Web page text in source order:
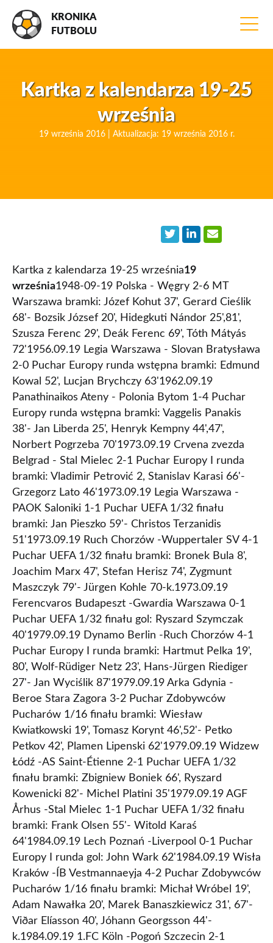
KRONIKA
FUTBOLU
Kartka z kalendarza 19-25
września
19 września 2016 | Aktualizacja: 19 września 2016 r.
Kartka z kalendarza 19-25 września19
września1948-09-19 Polska - Węgry 2-6 MT
Warszawa bramki: Józef Kohut 37', Gerard Cieślik
68'- Bozsik József 20', Hidegkuti Nándor 25',81',
Szusza Ferenc 29', Deák Ferenc 69', Tóth Mátyás
72'1956.09.19 Legia Warszawa - Slovan Bratysława
2-0 Puchar Europy runda wstępna bramki: Edmund
Kowal 52', Lucjan Brychczy 63'1962.09.19
Panathinaikos Ateny - Polonia Bytom 1-4 Puchar
Europy runda wstępna bramki: Vaggelis Panakis
38'- Jan Liberda 25', Henryk Kempny 44',47',
Norbert Pogrzeba 70'1973.09.19 Crvena zvezda
Belgrad - Stal Mielec 2-1 Puchar Europy I runda
bramki: Vladimir Petrović 2, Stanislav Karasi 66'-
Grzegorz Lato 46'1973.09.19 Legia Warszawa -
PAOK Saloniki 1-1 Puchar UEFA 1/32 finału
bramki: Jan Pieszko 59'- Christos Terzanidis
51'1973.09.19 Ruch Chorzów -Wuppertaler SV 4-1
Puchar UEFA 1/32 finału bramki: Bronek Bula 8',
Joachim Marx 47', Stefan Herisz 74', Zygmunt
Maszczyk 79'- Jürgen Kohle 70-k.1973.09.19
Ferencvaros Budapeszt -Gwardia Warszawa 0-1
Puchar UEFA 1/32 finału gol: Ryszard Szymczak
40'1979.09.19 Dynamo Berlin -Ruch Chorzów 4-1
Puchar Europy I runda bramki: Hartmut Pelka 19',
80', Wolf-Rüdiger Netz 23', Hans-Jürgen Riediger
27'- Jan Wyciślik 87'1979.09.19 Arka Gdynia -
Beroe Stara Zagora 3-2 Puchar Zdobywców
Pucharów 1/16 finału bramki: Wiesław
Kwiatkowski 19', Tomasz Korynt 46',52'- Petko
Petkov 42', Plamen Lipenski 62'1979.09.19 Widzew
Łódź -AS Saint-Étienne 2-1 Puchar UEFA 1/32
finału bramki: Zbigniew Boniek 66', Ryszard
Kowenicki 82'- Michel Platini 35'1979.09.19 AGF
Århus -Stal Mielec 1-1 Puchar UEFA 1/32 finału
bramki: Frank Olsen 55'- Witold Karaś
64'1984.09.19 Lech Poznań -Liverpool 0-1 Puchar
Europy I runda gol: John Wark 62'1984.09.19 Wisła
Kraków -ÍB Vestmannaeyja 4-2 Puchar Zdobywców
Pucharów 1/16 finału bramki: Michał Wróbel 19',
Adam Nawałka 20', Marek Banaszkiewicz 31', 67'-
Viðar Elíasson 40', Jóhann Georgsson 44'-
k.1984.09.19 1.FC Köln -Pogoń Szczecin 2-1